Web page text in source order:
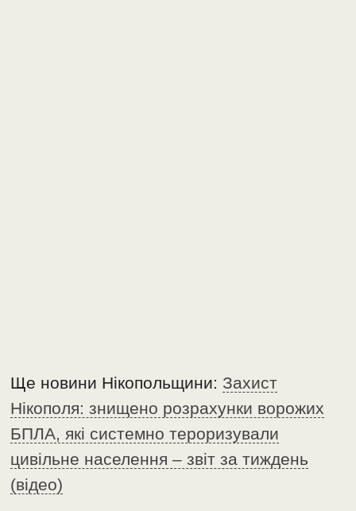
Ще новини Нікопольщини: Захист
Нікополя: знищено розрахунки ворожих
БПЛА, які системно тероризували
цивільне населення – звіт за тиждень
(відео)